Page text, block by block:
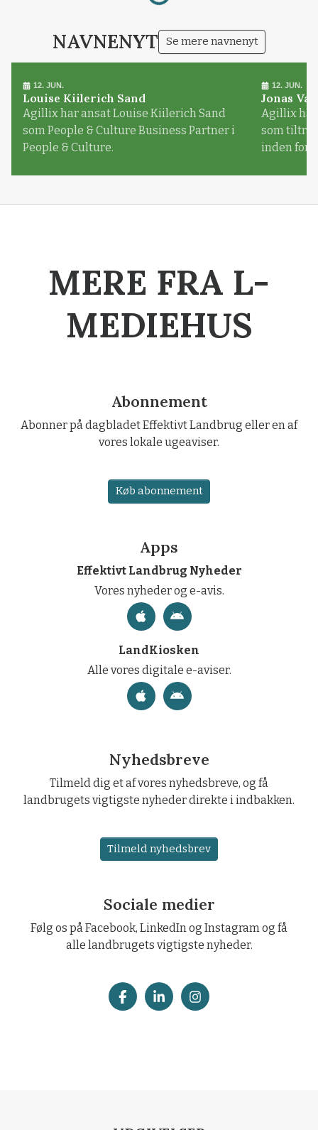
NAVNENYT Se mere navnenyt
12. JUN.
Louise Kiilerich Sand
Agillix har ansat Louise Kiilerich Sand
som People & Culture Business Partner i
People & Culture.
12. JUN.
Jonas
Agillix har
som
inden for
MERE FRA L-
MEDIEHUS
Abonnement
Abonner på dagbladet Effektivt Landbrug eller en af
vores lokale ugeaviser.
Køb abonnement
Apps
Effektivt Landbrug Nyheder
Vores nyheder og e-avis.
LandKiosken
Alle vores digitale e-aviser.
Nyhedsbreve
Tilmeld dig et af vores nyhedsbreve, og få
landbrugets vigtigste nyheder direkte i indbakken.
Tilmeld nyhedsbrev
Sociale medier
Følg os på Facebook, LinkedIn og Instagram og få
alle landbrugets vigtigste nyheder.